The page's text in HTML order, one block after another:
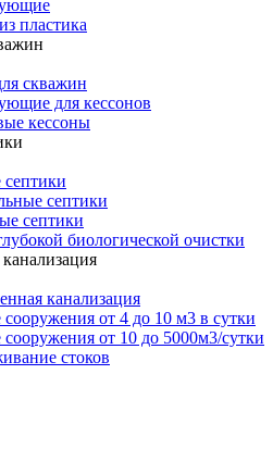
пластика
скважин
для кессонов
кессоны
септики
септики
биологической очистки
канализация
от 4 до 10 м3 в сутки
от 10 до 5000м3/сутки
стоков